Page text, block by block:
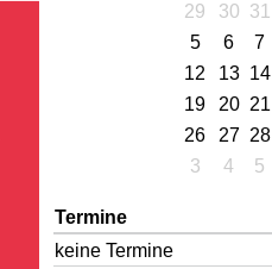
29
30 31
5
6 7
12
13 14
19
20 21
26
27 28
3
4 5
Termine
keine Termine